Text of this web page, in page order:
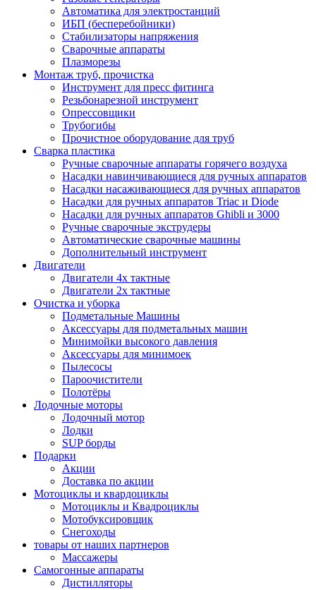
Автоматика для электростанций
ИБП (бесперебойники)
Стабилизаторы напряжения
Сварочные аппараты
Плазморезы
Монтаж труб, прочистка
Инструмент для пресс фитинга
Резьбонарезной инструмент
Опрессовщики
Трубогибы
Прочистное оборудование для труб
Сварка пластика
Ручные сварочные аппараты горячего воздуха
Насадки навинчивающиеся для ручных аппаратов
Насадки насаживающиеся для ручных аппаратов
Насадки для ручных аппаратов Triac и Diode
Насадки для ручных аппаратов Ghibli и 3000
Ручные сварочные экструдеры
Автоматические сварочные машины
Дополнительный инструмент
Двигатели
Двигатели 4х тактные
Двигатели 2х тактные
Очистка и уборка
Подметальные Машины
Аксессуары для подметальных машин
Минимойки высокого давления
Аксессуары для минимоек
Пылесосы
Пароочистители
Полотёры
Лодочные моторы
Лодочный мотор
Лодки
SUP борды
Подарки
Акции
Доставка по акции
Мотоциклы и квардоциклы
Мотоциклы и Квадроциклы
Мотобуксировщик
Снегоходы
товары от наших партнеров
Массажеры
Самогонные аппараты
Дистилляторы